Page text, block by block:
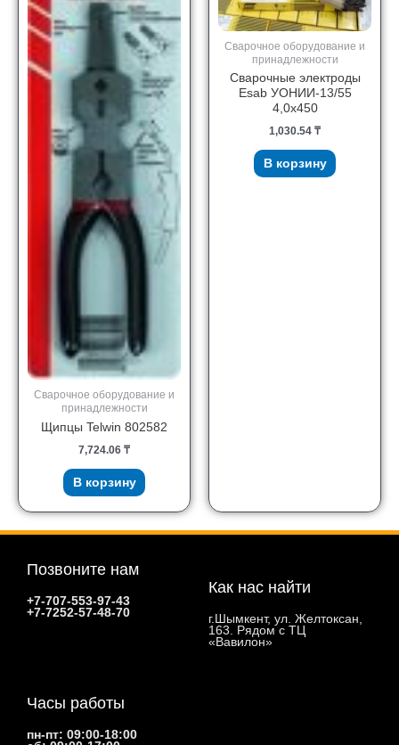
Сварочное оборудование и
принадлежности
Щипцы Telwin 802582
7,724.06 ₸
В корзину
Сварочное оборудование и
принадлежности
Сварочные электроды
Esab УОНИИ-13/55
4,0х450
1,030.54 ₸
В корзину
Позвоните нам
+7-707-553-97-43
+7-7252-57-48-70
Как нас найти
г.Шымкент, ул. Желтоксан,
163. Рядом с ТЦ
«Вавилон»
Часы работы
пн-пт: 09:00-18:00